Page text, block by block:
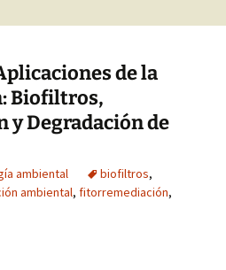
de la
Biofiltros,
Degradación de
ambiental biofiltros,
ambiental, fitorremediación,